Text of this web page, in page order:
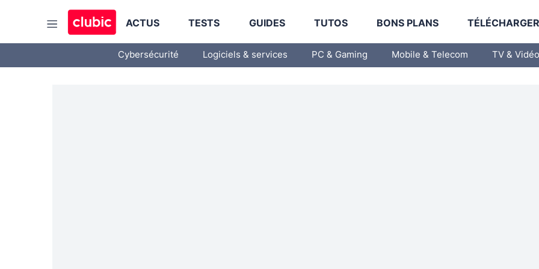
ACTUS TESTS GUIDES TUTOS BONS PLANS
Cybersécurité Logiciels & services PC & Gaming Mobile & Telecom TV & Vidéo